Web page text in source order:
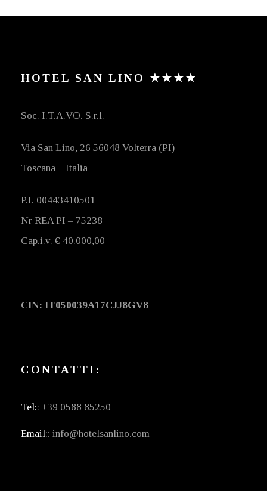
HOTEL SAN LINO ★★★★
Soc. I.T.A.VO. S.r.l.
Via San Lino, 26 56048 Volterra (PI)
Toscana – Italia
P.I. 00443410501
Nr REA PI – 75238
Cap.i.v. € 40.000,00
CIN: IT050039A17CJJ8GV8
CONTATTI:
Tel:: +39 0588 85250
Email:: info@hotelsanlino.com